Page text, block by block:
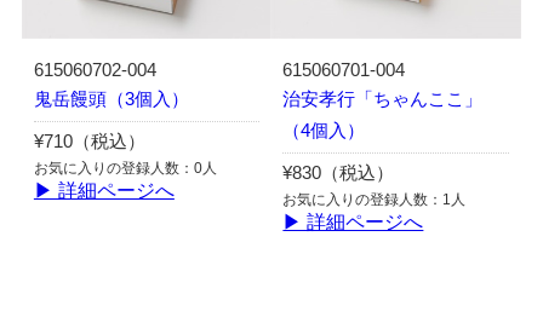
615060702-004
鬼岳饅頭（3個入）
¥710（税込）
お気に入りの登録人数：0人
▶ 詳細ページへ
615060701-004
治安孝行「ちゃんここ」
（4個入）
¥830（税込）
お気に入りの登録人数：1人
▶ 詳細ページへ